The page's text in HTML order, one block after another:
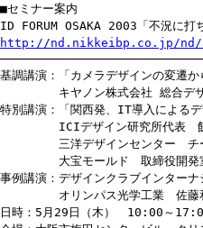
■セミナー案内
ID FORUM OSAKA 2003「不況に打
http://nd.nikkeibp.co.jp/nd/
基調講演：「カメラデザインの変遷か
キヤノン株式会社 総合デザイ
特別講演：「関西発、IT導入による
ICIデザイン研究所代表 飯
三洋デザインセンター チー
大宝モールド 取締役開発室
事例講演：デザインクラブインター
オリンパス光学工業 佐藤
日時：5月29日（木） 10:00～